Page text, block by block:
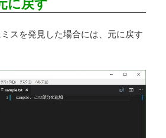
に戻す
スを発見した場合には、元に戻す